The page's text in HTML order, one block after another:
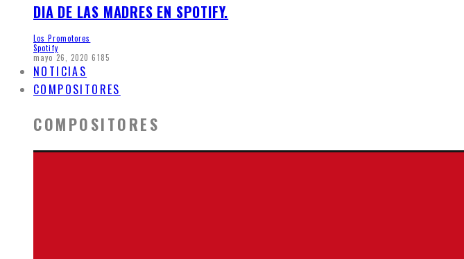
DIA DE LAS MADRES EN SPOTIFY.
Los Promotores
Spotify
mayo 26, 2020 6185
NOTICIAS
COMPOSITORES
COMPOSITORES